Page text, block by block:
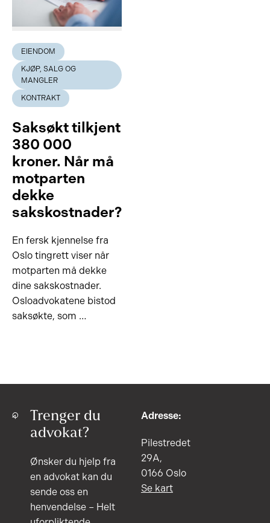
EIENDOM
KJØP, SALG OG
MANGLER
KONTRAKT
Saksøkt tilkjent
380 000
kroner. Når må
motparten
dekke
sakskostnader?
En fersk kjennelse fra
Oslo tingrett viser når
motparten må dekke
dine sakskostnader.
Osloadvokatene bistod
saksøkte, som …
Trenger du
advokat?
Ønsker du hjelp fra
en advokat kan du
sende oss en
henvendelse – Helt
Adresse:
Pilestredet
29A,
0166 Oslo
Se kart